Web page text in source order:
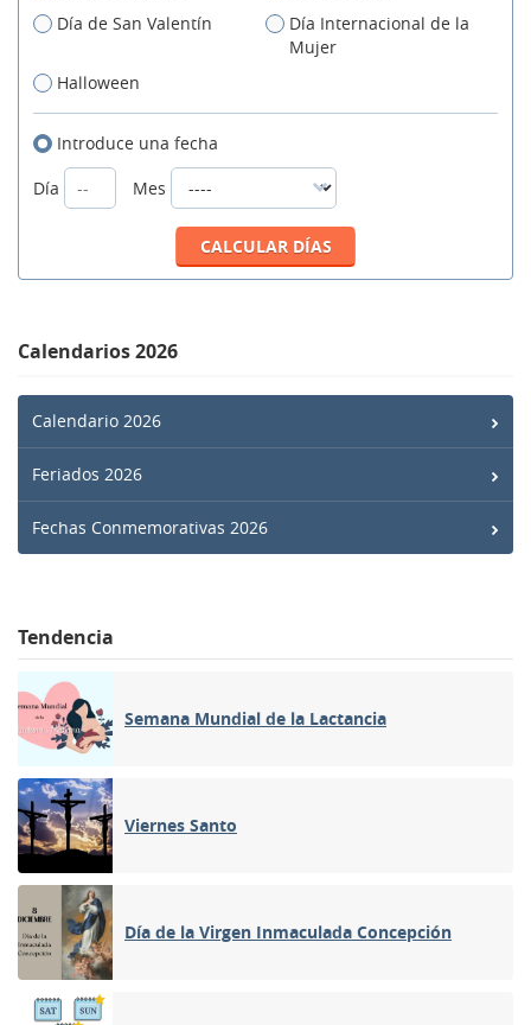
Día de San Valentín
Día Internacional de la
Mujer
Halloween
Introduce una fecha
Día
Mes
Calendarios 2026
Calendario 2026
Feriados 2026
Fechas Conmemorativas 2026
Tendencia
Semana Mundial de la Lactancia
Viernes Santo
Día de la Virgen Inmaculada Concepción